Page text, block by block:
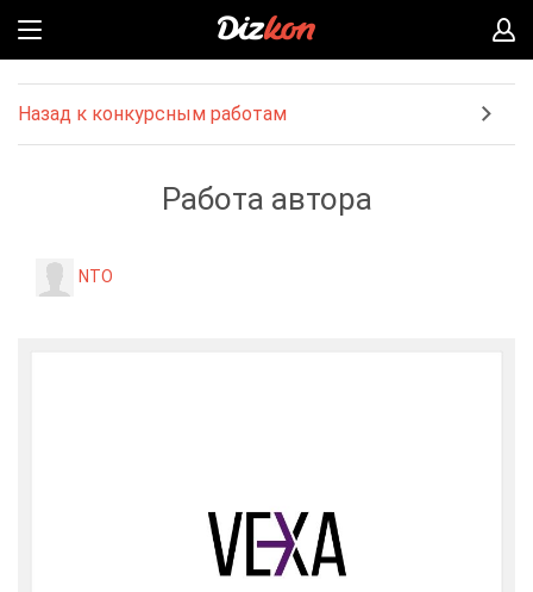
Назад к конкурсным работам
Работа автора
NTO